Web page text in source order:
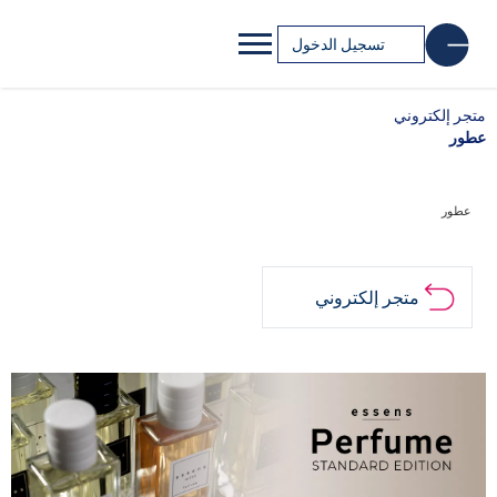
تسجيل الدخول
متجر إلكتروني
عطور
عطور
متجر إلكتروني